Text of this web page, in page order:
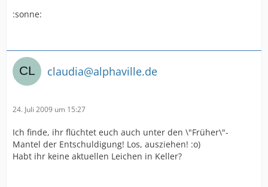
:sonne:
claudia@alphaville.de
24. Juli 2009 um 15:27
Ich finde, ihr flüchtet euch auch unter den \"Früher\"-
Mantel der Entschuldigung! Los, ausziehen! :o)
Habt ihr keine aktuellen Leichen in Keller?